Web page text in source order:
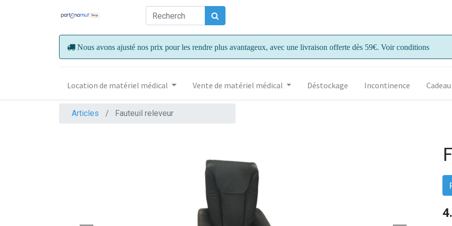
Nous avons ajusté nos prix pour les rendre plus avantageux, avec une livraison offerte dès 59€. Voir conditions
Location de matériel médical Vente de matériel médical Déstockage Incontinence
Articles Fauteuil releveur